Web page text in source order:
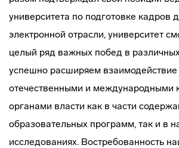
университета по подготовке кадров
электронной отрасли, университет
целый ряд важных побед в
успешно расширяем взаимодействие
отечественными и международными
органами власти как в части
образовательных программ, так и в
исследованиях. Востребованность